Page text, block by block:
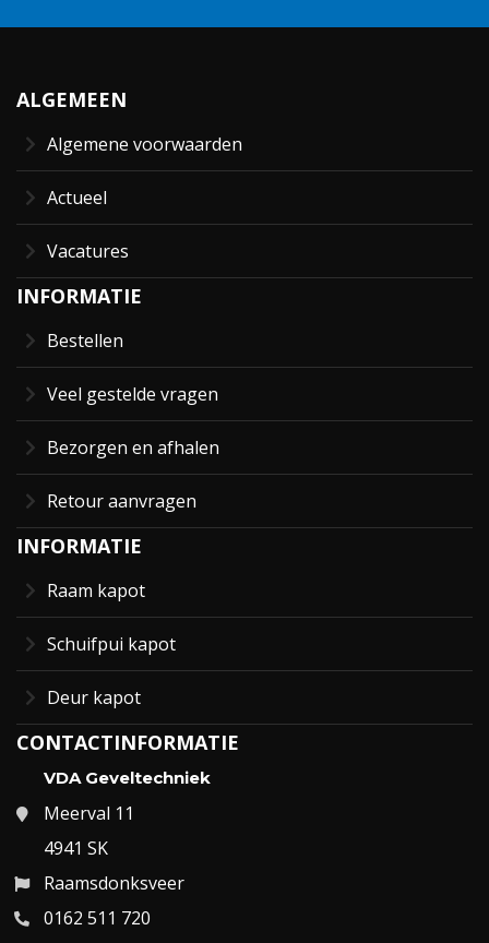
ALGEMEEN
Algemene voorwaarden
Actueel
Vacatures
INFORMATIE
Bestellen
Veel gestelde vragen
Bezorgen en afhalen
Retour aanvragen
INFORMATIE
Raam kapot
Schuifpui kapot
Deur kapot
CONTACTINFORMATIE
VDA Geveltechniek
Meerval 11
4941 SK
Raamsdonksveer
0162 511 720